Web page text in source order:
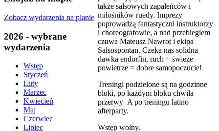
Zobacz wydarzenia na planie
2026 - wybrane
wydarzenia
Wstęp
Styczeń
Luty
Marzec
Kwiecień
Maj
Czerwiec
Lipiec
także salsowych zapaleńców i
miłośników ruedy. Imprezy
poprowadzą fantastyczni instruktorzy
i choreografowie, a nad przebiegiem
czuwa Mateusz Nawrot i ekipa
Salsospontan. Czeka nas solidna
dawka endorfin, ruch + świeże
powietrze = dobre samopoczucie!
Treningi podzielone są na godzinne
bloki, po każdym bloku chwila
przerwy A po treningu latino
afterparty.
Wstęp wolny.